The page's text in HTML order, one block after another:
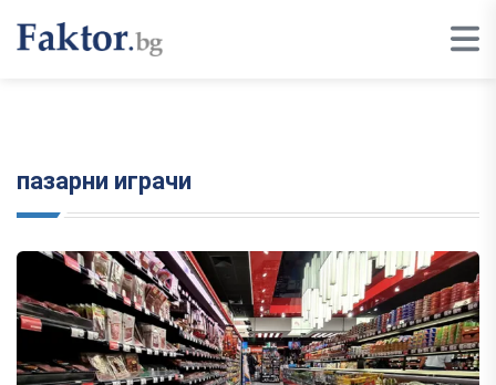
пазарни играчи